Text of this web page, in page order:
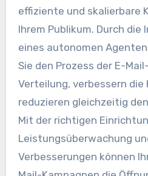
effiziente und skalierbare
Ihrem Publikum. Durch die
eines autonomen
Sie den Prozess der E-
Verteilung, verbessern die
reduzieren gleichzeitig
Mit der richtigen
Leistungsüberwachung
Verbesserungen können